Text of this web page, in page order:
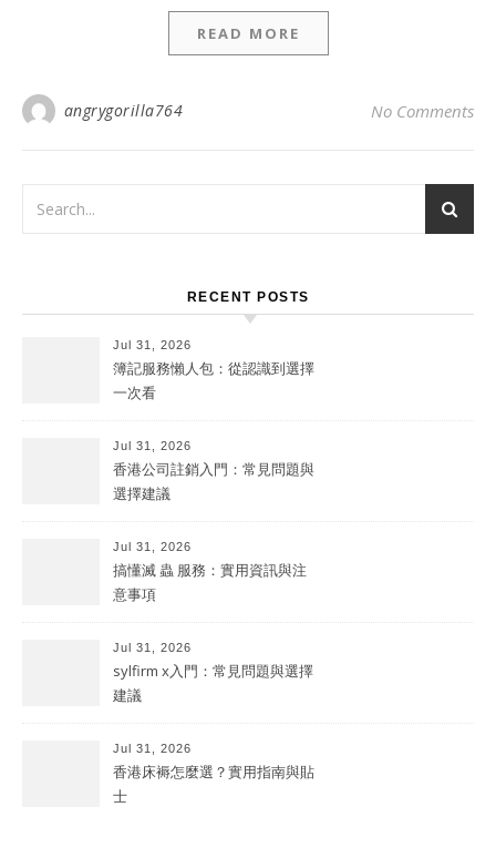
READ MORE
angrygorilla764 No Comments
RECENT POSTS
Jul 31, 2026
簿記服務懶人包：從認識到選擇
一次看
Jul 31, 2026
香港公司註銷入門：常見問題與
選擇建議
Jul 31, 2026
搞懂滅 蟲 服務：實用資訊與注
意事項
Jul 31, 2026
sylfirm x入門：常見問題與選擇
建議
Jul 31, 2026
香港床褥怎麼選？實用指南與貼
士